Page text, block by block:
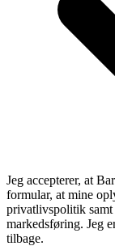
Jeg accepterer, at
formular, at mine
privatlivspolitik samt
markedsføring. Jeg
tilbage.